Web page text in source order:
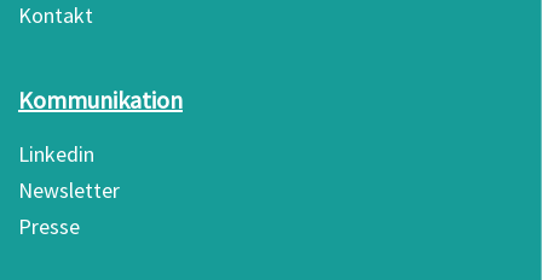
Kontakt
Kommunikation
Linkedin
Newsletter
Presse